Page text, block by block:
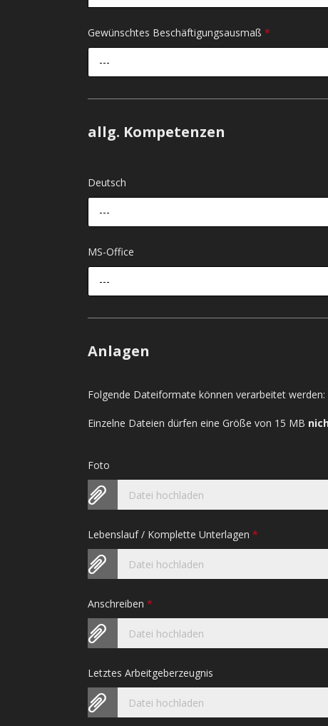
Gewünschtes Beschäftigungsausmaß *
---
allg. Kompetenzen
Deutsch
---
MS-Office
---
Anlagen
Folgende Dateiformate können verarbeitet
Einzelne Dateien dürfen eine Größe von 15 MB
Foto
Datei hochladen
Lebenslauf / Komplette Unterlagen *
Datei hochladen
Anschreiben *
Datei hochladen
Letztes Arbeitgeberzeugnis
Datei hochladen